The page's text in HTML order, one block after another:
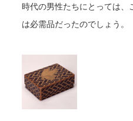
時代の男性たちにとっては、
は必需品だったのでしょう。